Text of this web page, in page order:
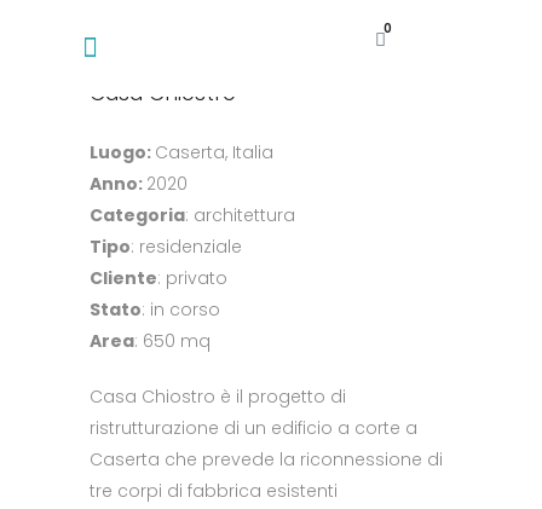
0
Casa Chiostro
Luogo: Caserta, Italia
Anno: 2020
Categoria: architettura
Tipo: residenziale
Cliente: privato
Stato: in corso
Area: 650 mq
Casa Chiostro è il progetto di
ristrutturazione di un edificio a corte a
Caserta che prevede la riconnessione di
tre corpi di fabbrica esistenti